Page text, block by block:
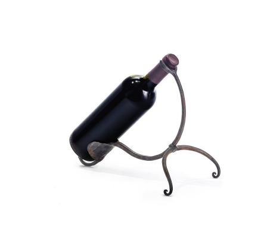
AGGIUNGI AL CARRELLO